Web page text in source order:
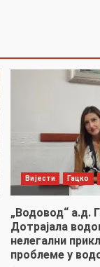
Вијести Гацко
„Водовод“ а.д.
Дотрајала
нелегални
проблеме у